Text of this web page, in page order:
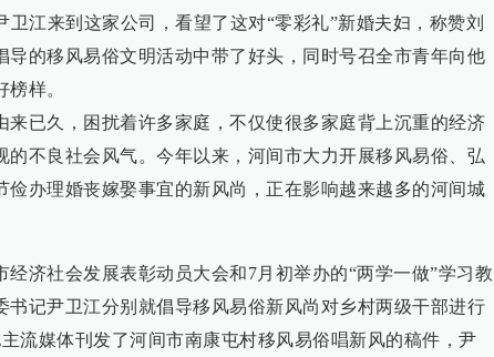
卫江来到这家公司，看望了这对“零彩礼”新婚夫妇，称赞刘
导的移风易俗文明活动中带了好头，同时号召全市青年向他
样。
来已久，困扰着许多家庭，不仅使很多家庭背上沉重的经济
的不良社会风气。今年以来，河间市大力开展移风易俗、弘
俭办理婚丧嫁娶事宜的新风尚，正在影响越来越多的河间城
经济社会发展表彰动员大会和7月初举办的“两学一做”学习教
书记尹卫江分别就倡导移风易俗新风尚对乡村两级干部进行
流媒体刊发了河间市南康屯村移风易俗唱新风的稿件，尹